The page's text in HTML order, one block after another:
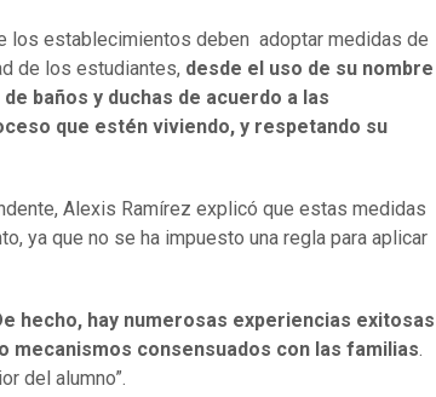
los establecimientos deben adoptar medidas de
de los estudiantes, desde el uso de su nombre
baños y duchas de acuerdo a las
que estén viviendo, y respetando su
Alexis Ramírez explicó que estas medidas
ya que no se ha impuesto una regla para aplicar
hecho, hay numerosas experiencias exitosas
mecanismos consensuados con las familias.
del alumno”.